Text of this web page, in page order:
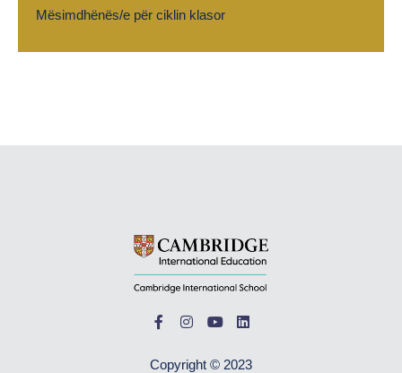
Mësimdhënës/e për ciklin klasor
Copyright © 2023